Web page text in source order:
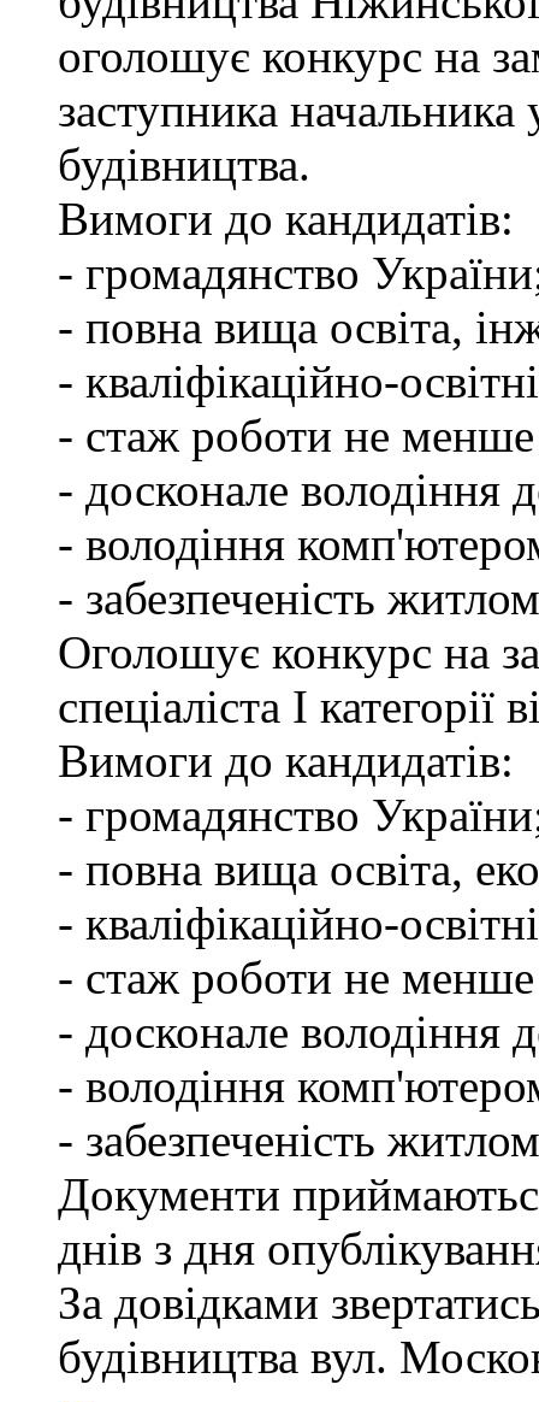
оголошує конкурс на
заступника
будівництва.
Вимоги до кандидатів:
- громадянство
- повна вища освіта,
- кваліфікаційно-
- стаж роботи не менше
- досконале
- володіння
- забезпеченість
Оголошує конкурс на
спеціаліста І
Вимоги до кандидатів:
- громадянство
- повна вища освіта,
- кваліфікаційно-
- стаж роботи не менше
- досконале
- володіння
- забезпеченість
Документи
днів з дня
За довідками
будівництва вул.